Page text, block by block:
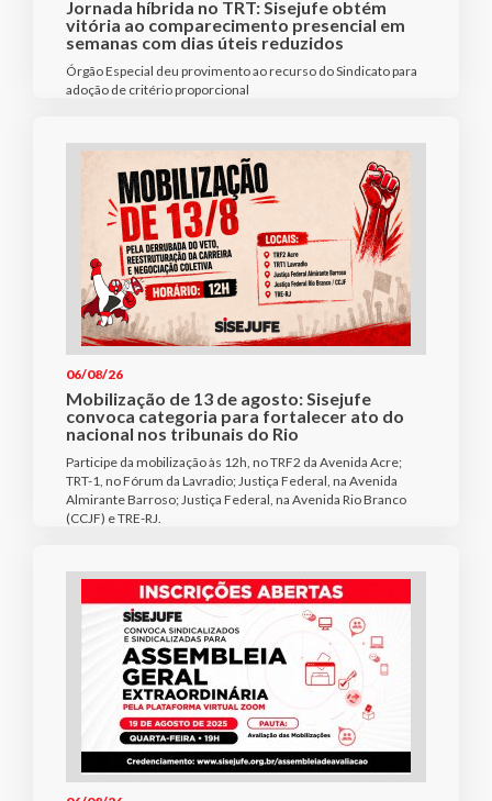
Jornada híbrida no TRT: Sisejufe obtém
vitória ao comparecimento presencial em
semanas com dias úteis reduzidos
Órgão Especial deu provimento ao recurso do Sindicato para
adoção de critério proporcional
06/08/26
Mobilização de 13 de agosto: Sisejufe
convoca categoria para fortalecer ato do
nacional nos tribunais do Rio
Participe da mobilização às 12h, no TRF2 da Avenida Acre;
TRT-1, no Fórum da Lavradio; Justiça Federal, na Avenida
Almirante Barroso; Justiça Federal, na Avenida Rio Branco
(CCJF) e TRE-RJ.